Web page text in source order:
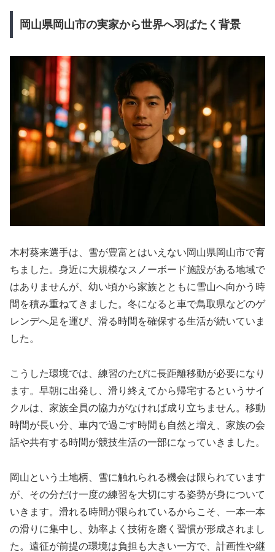
岡山県岡山市の実家から世界へ羽ばたく背景
木村葵来選手は、雪が豊富とはいえない岡山県岡山市で育
ちました。身近に大規模なスノーボード施設がある地域で
はありませんが、幼い頃から家族とともに雪山へ向かう時
間を積み重ねてきました。冬になると車で鳥取県などのゲ
レンデへ足を運び、滑る時間を確保する生活が続いていま
した。
こうした環境では、練習のたびに長距離移動が必要になり
ます。早朝に出発し、滑り終えてから帰宅するというサイ
クルは、家族全員の協力がなければ成り立ちません。移動
時間が長い分、車内で過ごす時間も自然と増え、家族の会
話や共有する時間が競技生活の一部になっていきました。
岡山という土地柄、雪に触れられる機会は限られています
が、その分だけ一度の練習を大切にする姿勢が身について
いきます。滑れる時間が限られているからこそ、一本一本
の滑りに集中し、効率よく技術を磨く習慣が形成されまし
た。遠征が前提の環境は負担も大きい一方で、計画性や継